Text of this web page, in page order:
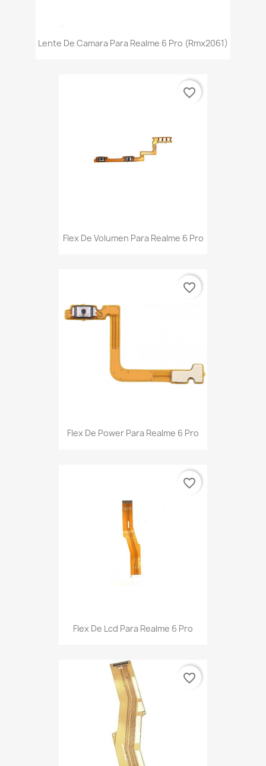
Lente De Camara Para Realme 6 Pro (Rmx2061)
Flex De Volumen Para Realme 6 Pro
favorite_border
Flex De Power Para Realme 6 Pro
favorite_border
Flex De Lcd Para Realme 6 Pro
favorite_border
favorite_border